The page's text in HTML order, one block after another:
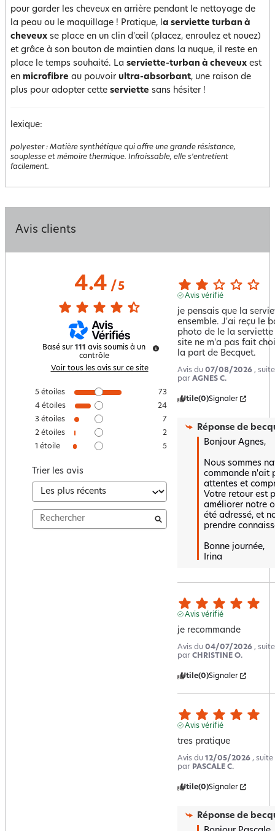
pour garder les cheveux en arrière pendant le nettoyage de
la peau ou le maquillage ! Pratique, la serviette turban à
cheveux se place en un clin d'œil (placez, enroulez et nouez)
et grâce à son bouton de maintien dans la nuque, il reste en
place le temps souhaité. La serviette-turban à cheveux est
en microfibre au pouvoir ultra-absorbant, une raison de
plus pour adopter cette serviette sans hésiter !
lexique:
polyester: Matière synthétique qui offre une grande résistance,
souplesse et mémoire thermique. Infroissable, elle s'entretient
facilement.
Avis clients
4.4/ 5
Basé sur 111 avis soumis à un
contrôle
Voir tous les avis sur ce site
5 étoiles
73
4 étoiles
24
3 étoiles
7
2 étoiles
2
1 étoile 5
Trier les avis
Avis vérifié
je pensais que la
ensemble. J'ai reçu le
photo de le la serviette
site ne m'a pas fait
la part de Becquet.
Avis du 07/08/2026 ,
par AGNES C.
Utile(0)Signaler
Réponse de
Bonjour Agnes,
Nous sommes
commande n'ait
attentes et
Votre retour est
améliorer notre
été adressé, et
prendre
Bonne journée,
Irina
Avis vérifié
je recommande
Avis du 04/07/2026 ,
par CHRISTINE O.
Utile(0)Signaler
Avis vérifié
tres pratique
Avis du 12/05/2026 , suite
par PASCALE C.
Utile(0)Signaler
Réponse de